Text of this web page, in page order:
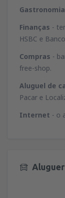
Gastronomia
Finanças -
HSBC e
Compras -
free-shop.
Aluguel de
Pacar e
Internet - o